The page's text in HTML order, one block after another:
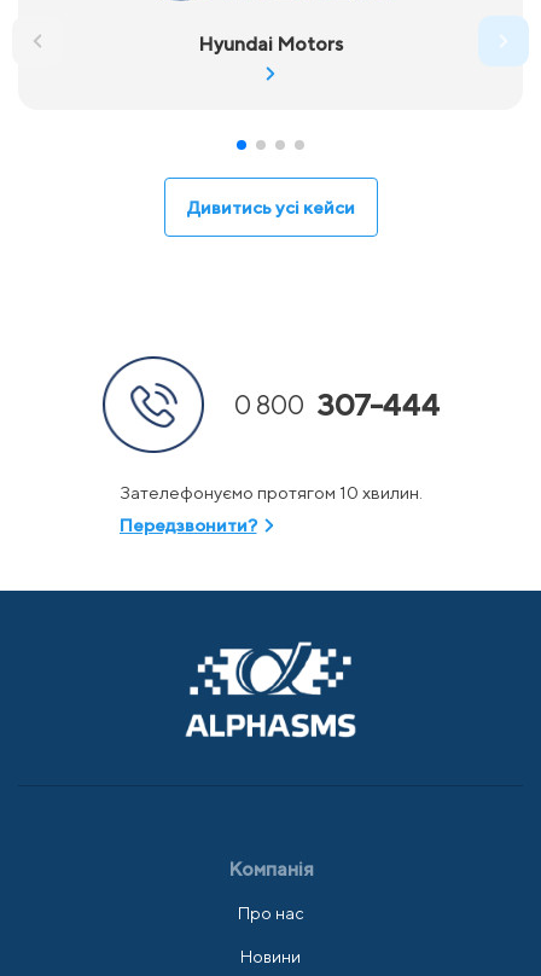
Hyundai Motors
Дивитись усі кейси
0 800 307-444
Зателефонуємо протягом 10 хвилин.
Передзвонити?
Компанія
Про нас
Новини